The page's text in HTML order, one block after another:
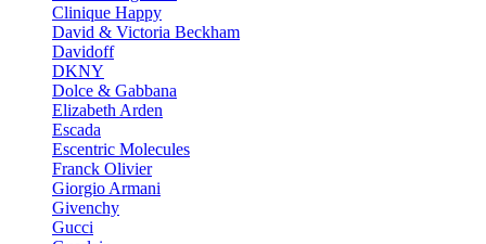
Clinique Happy
David & Victoria Beckham
Davidoff
DKNY
Dolce & Gabbana
Elizabeth Arden
Escada
Escentric Molecules
Franck Olivier
Giorgio Armani
Givenchy
Gucci